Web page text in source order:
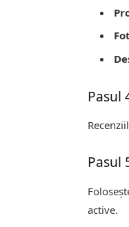
Pasul
Pasul
active.